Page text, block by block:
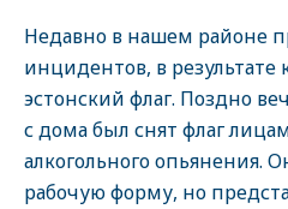
Недавно в нашем районе
инцидентов, в
эстонский флаг. Поздно
с дома был снят флаг
алкогольного опьянения.
рабочую форму, но